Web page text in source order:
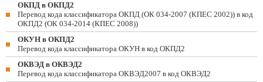
ОКПД в ОКПД2
Перевод кода классификатора ОКПД (ОК 034-2007 (КПЕС 2002)) в код
ОКПД2 (ОК 034-2014 (КПЕС 2008))
ОКУН в ОКПД2
Перевод кода классификатора ОКУН в код ОКПД2
ОКВЭД в ОКВЭД2
Перевод кода классификатора ОКВЭД2007 в код ОКВЭД2